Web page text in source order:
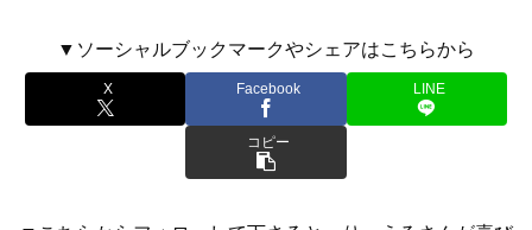
▼ソーシャルブックマークやシェアはこちらから
X Facebook LINE
コピー